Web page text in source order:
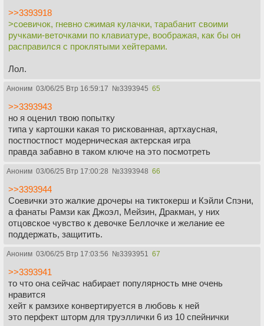
>>3393918
>соевичок, гневно сжимая кулачки, тарабанит своими
ручками-веточками по клавиатуре, воображая, как бы он
расправился с проклятыми хейтерами.
Лол.
Аноним 03/06/25 Втр 16:59:17 №3393945 65
>>3393943
но я оценил твою попытку
типа у картошки какая то рискованная, артхаусная,
постпостпост модерническая актерская игра
правда забавно в таком ключе на это посмотреть
Аноним 03/06/25 Втр 17:00:28 №3393948 66
>>3393944
Соевички это жалкие дрочеры на тиктокерш и Кэйли Спэни,
а фанаты Рамзи как Джоэл, Мейзин, Дракман, у них
отцовское чувство к девочке Беллочке и желание ее
поддержать, защитить.
Аноним 03/06/25 Втр 17:03:56 №3393951 67
>>3393941
то что она сейчас набирает популярность мне очень
нравится
хейт к рамзихе конвертируется в любовь к ней
это перфект шторм для труэллички 6 из 10 спейнички